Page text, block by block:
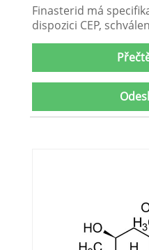
Finasterid má
dispozici CEP,